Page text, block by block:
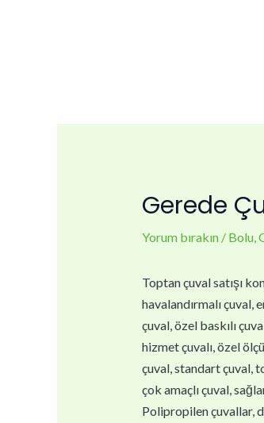
Gerede
Yorum bırakın / Bolu,
Toptan çuval satışı
havalandırmalı çuval,
çuval, özel baskılı
hizmet çuvalı, özel
çuval, standart çuval,
çok amaçlı çuval,
Polipropilen çuvallar,